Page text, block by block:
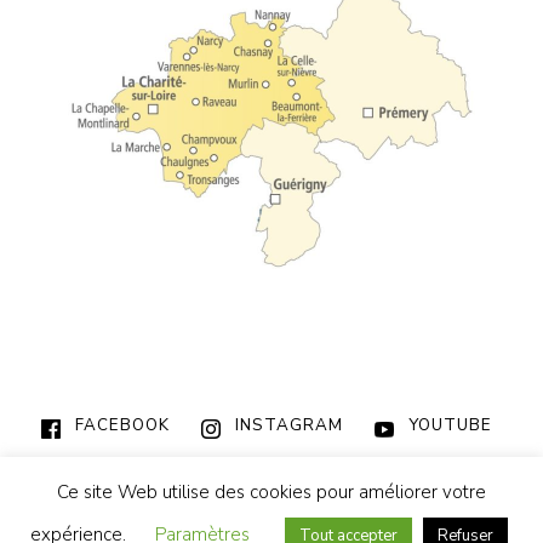
03.86.70.23.33 | ✉
accueil@esclapepiniere.fr
© 2026 La Pépinière – Espace Socio-Culturel|
Mentions Légales
FACEBOOK INSTAGRAM YOUTUBE
Ce site Web utilise des cookies pour améliorer votre
expérience.
Paramètres Tout accepter Refuser